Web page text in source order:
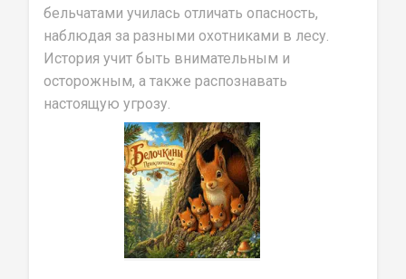
бельчатами училась отличать опасность,
наблюдая за разными охотниками в лесу.
История учит быть внимательным и
осторожным, а также распознавать
настоящую угрозу.